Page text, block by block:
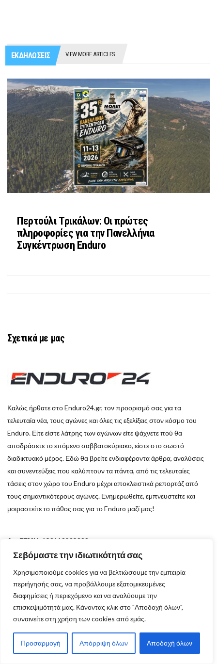
Σεβόμαστε την ιδιωτικότητά σας
Χρησιμοποιούμε cookies για να βελτιώσουμε την εμπειρία
περιήγησής σας, να προβάλλουμε εξατομικευμένες
διαφημίσεις ή περιεχόμενο και να αναλύουμε την
επισκεψιμότητά μας. Κάνοντας κλικ στο "Αποδοχή όλων",
συναινείτε στη χρήση των cookies από εμάς.
Προσαρμογή Απόρριψη όλων Αποδοχή όλων
ΕΚΔΗΛΩΣΕΙΣ VIEW MORE ARTICLES
Περτούλι Τρικάλων: Οι πρώτες
πληροφορίες για την Πανελλήνια
Συγκέντρωση Enduro
Σχετικά με μας
Καλώς ήρθατε στο Enduro24.gr, τον προορισμό σας για τα
τελευταία νέα, τους αγώνες και όλες τις εξελίξεις στον κόσμο του
Enduro. Είτε είστε λάτρης των αγώνων είτε ψάχνετε πού θα
αποδράσετε το επόμενο σαββατοκύριακο, είστε στο σωστό
διαδικτυακό μέρος. Εδώ θα βρείτε ενδιαφέροντα άρθρα, αναλύσεις
και συνεντεύξεις που καλύπτουν τα πάντα, από τις τελευταίες
τάσεις στον χώρο του Enduro μέχρι αποκλειστικά ρεπορτάζ από
τους σημαντικότερους αγώνες. Ενημερωθείτε, εμπνευστείτε και
μοιραστείτε το πάθος σας για το Enduro μαζί μας!
Αρ. ΓΕΜΗ: 130110903000
Δες ακόμα:
Τα κορυφαία άρθρα
Κατηγορίες